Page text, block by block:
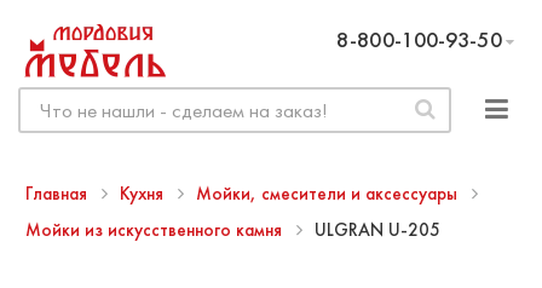
8-800-100-93-50
Главная Кухня
Мойки, смесители и аксессуары
Мойки из искусственного камня
ULGRAN U-205